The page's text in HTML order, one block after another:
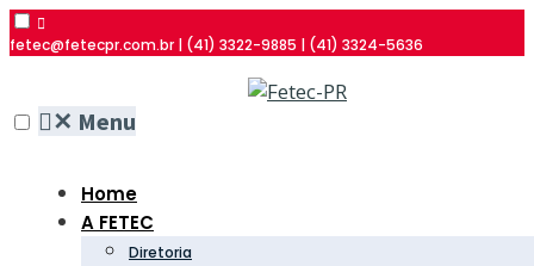
fetec@fetecpr.com.br | (41) 3322-9885 | (41) 3324-5636
✕ Menu
Home
A FETEC
Diretoria